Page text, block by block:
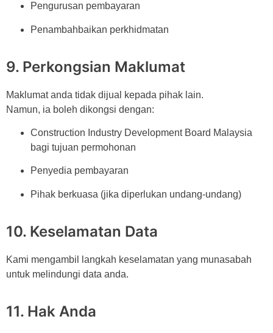
Pengurusan pembayaran
Penambahbaikan perkhidmatan
9. Perkongsian Maklumat
Maklumat anda tidak dijual kepada pihak lain.
Namun, ia boleh dikongsi dengan:
Construction Industry Development Board Malaysia
bagi tujuan permohonan
Penyedia pembayaran
Pihak berkuasa (jika diperlukan undang-undang)
10. Keselamatan Data
Kami mengambil langkah keselamatan yang munasabah
untuk melindungi data anda.
11. Hak Anda